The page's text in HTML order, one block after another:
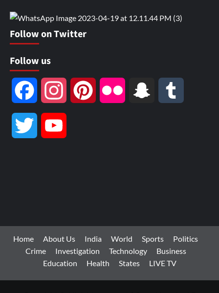
Follow on Twitter
Follow us
Facebook Instagram Pinterest Flickr Snapchat
Twitter
Home About Us India World Sports
Politics
Crime
Investigation Technology
Business
Education
Health States LIVE TV